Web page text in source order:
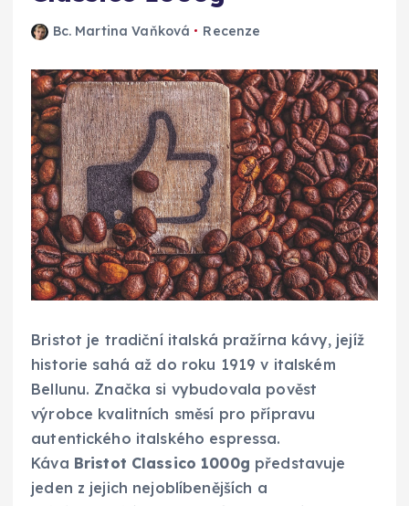
Bc. Martina Vaňková Recenze
Bristot je tradiční italská pražírna kávy, jejíž
historie sahá až do roku 1919 v italském
Bellunu. Značka si vybudovala pověst
výrobce kvalitních směsí pro přípravu
autentického italského espressa.
Káva Bristot Classico 1000g představuje
jeden z jejich nejoblíbenějších a